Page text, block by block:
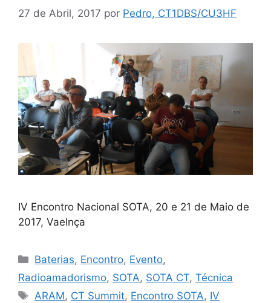
27 de Abril, 2017 por Pedro, CT1DBS/CU3HF
IV Encontro Nacional SOTA, 20 e 21 de Maio de
2017, Vaelnça
Categorias
Baterias, Encontro, Evento,
Radioamadorismo, SOTA, SOTA CT, Técnica
Etiquetas
ARAM, CT Summit, Encontro SOTA, IV